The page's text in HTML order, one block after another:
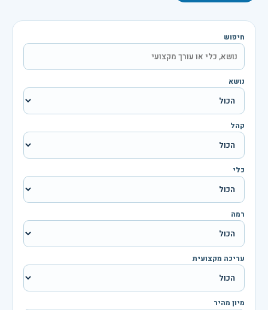
חיפוש
נושא
קהל
כלי
רמה
עריכה מקצועית
מיון מהיר